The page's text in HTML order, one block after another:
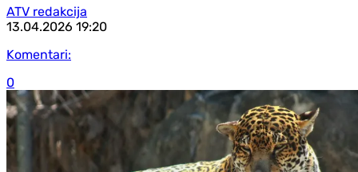
ATV redakcija
13.04.2026 19:20
Komentari:
0